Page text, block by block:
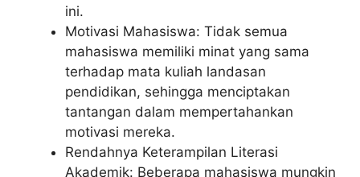
ini.
Motivasi Mahasiswa: Tidak semua
mahasiswa memiliki minat yang sama
terhadap mata kuliah landasan
pendidikan, sehingga menciptakan
tantangan dalam mempertahankan
motivasi mereka.
Rendahnya Keterampilan Literasi
Akademik: Beberapa mahasiswa mungkin